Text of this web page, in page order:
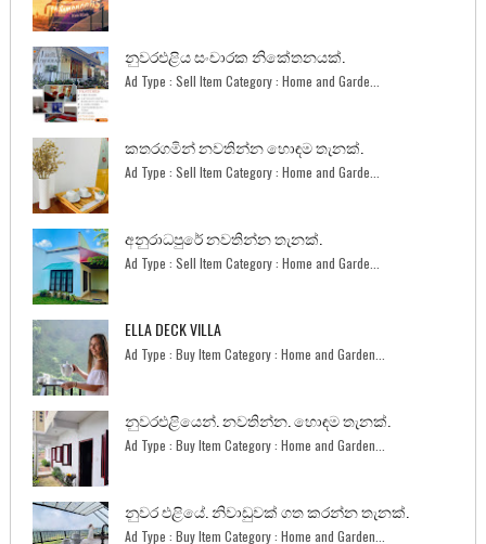
නුවරඑළිය සංචාරක නිකේතනයක්.
Ad Type : Sell Item Category : Home and Garde...
කතරගමින් නවතින්න හොඳම තැනක්.
Ad Type : Sell Item Category : Home and Garde...
අනුරාධපුරේ නවතින්න තැනක්.
Ad Type : Sell Item Category : Home and Garde...
ELLA DECK VILLA
Ad Type : Buy Item Category : Home and Garden...
නුවරඑළියෙන්. නවතින්න. හොඳම තැනක්.
Ad Type : Buy Item Category : Home and Garden...
නුවර එළියේ. නිවාඩුවක් ගත කරන්න තැනක්.
Ad Type : Buy Item Category : Home and Garden...